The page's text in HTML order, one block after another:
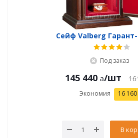
Сейф Valberg
Под заказ
145 440 /шт
Экономия 16 160
В